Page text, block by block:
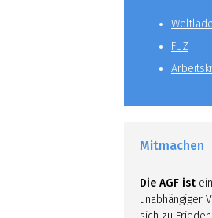
FUZ
Mitmachen
Die AGF ist
unabhängiger